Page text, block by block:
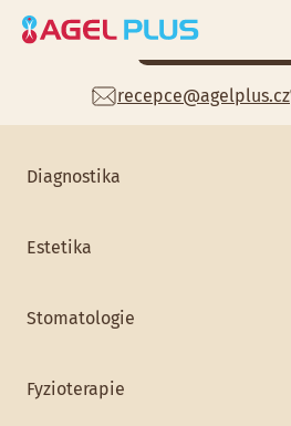
Mám zájem
recepce@agelplus.cz
Celoroční zdravotní péče
Preventivní prohlídky
Diagnostika
Estetika
Stomatologie
Fyzioterapie
Home> Praktický lékař